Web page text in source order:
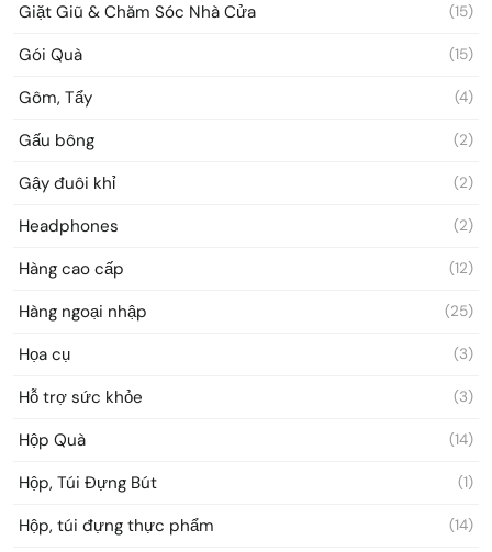
Giặt Giũ & Chăm Sóc Nhà Cửa (15)
Gói Quà (15)
Gôm, Tẩy (4)
Gấu bông (2)
Gậy đuôi khỉ (2)
Headphones (2)
Hàng cao cấp (12)
Hàng ngoại nhập (25)
Họa cụ (3)
Hỗ trợ sức khỏe (3)
Hộp Quà (14)
Hộp, Túi Đựng Bút (1)
Hộp, túi đựng thực phẩm (14)